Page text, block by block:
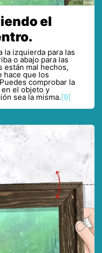
el
la izquierda para las
o abajo para las
están mal hechos,
hace que los
Puedes comprobar la
el objeto y
sea la misma. [9]